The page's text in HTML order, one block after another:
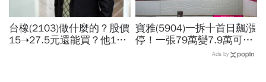
台橡(2103)做什麼的？股價
15➝27.5元還能買？他19
寶雅(5904)一拆十首日飆漲
停！一張79萬變7.9萬可以
買？今年配息25.5元、他
Ads by